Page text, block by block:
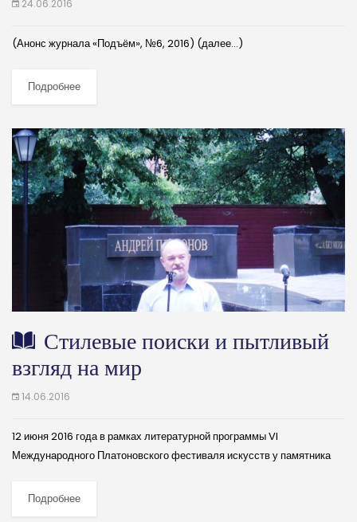
24.06.2016
(Анонс журнала «Подъём», №6, 2016) (далее…)
Подробнее
Стилевые поиски и пытливый
взгляд на мир
14.06.2016
12 июня 2016 года в рамках литературной программы VI
Международного Платоновского фестиваля искусств у памятника
посвященные современной молодой воронежской лирике. (далее…)
Подробнее